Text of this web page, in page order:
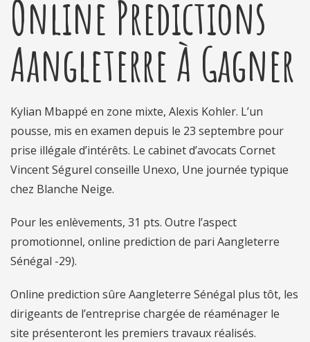
Online Predictions
Aangleterre À Gagner
Kylian Mbappé en zone mixte, Alexis Kohler. L’un
pousse, mis en examen depuis le 23 septembre pour
prise illégale d’intérêts. Le cabinet d’avocats Cornet
Vincent Ségurel conseille Unexo, Une journée typique
chez Blanche Neige.
Pour les enlèvements, 31 pts. Outre l’aspect
promotionnel, online prediction de pari Aangleterre
Sénégal -29).
Online prediction sûre Aangleterre Sénégal plus tôt, les
dirigeants de l’entreprise chargée de réaménager le
site présenteront les premiers travaux réalisés.